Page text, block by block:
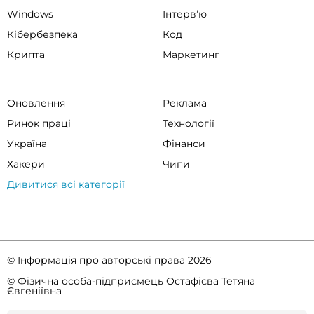
Windows
Інтервʼю
Кібербезпека
Код
Крипта
Маркетинг
Оновлення
Реклама
Ринок праці
Технології
Україна
Фінанси
Хакери
Чипи
Дивитися всі категорії
© Інформація про авторські права 2026
© Фізична особа-підприємець Остафієва Тетяна
Євгеніївна